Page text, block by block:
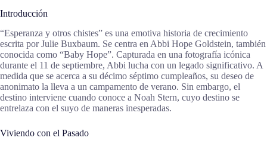
Introducción
“Esperanza y otros chistes” es una emotiva historia de crecimiento
escrita por Julie Buxbaum. Se centra en Abbi Hope Goldstein, también
conocida como “Baby Hope”. Capturada en una fotografía icónica
durante el 11 de septiembre, Abbi lucha con un legado significativo. A
medida que se acerca a su décimo séptimo cumpleaños, su deseo de
anonimato la lleva a un campamento de verano. Sin embargo, el
destino interviene cuando conoce a Noah Stern, cuyo destino se
entrelaza con el suyo de maneras inesperadas.
Viviendo con el Pasado